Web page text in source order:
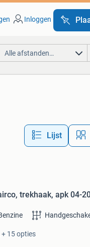
Inloggen
Alle afstanden…
Lijst
trekhaak, apk 04-
+ 15 opties